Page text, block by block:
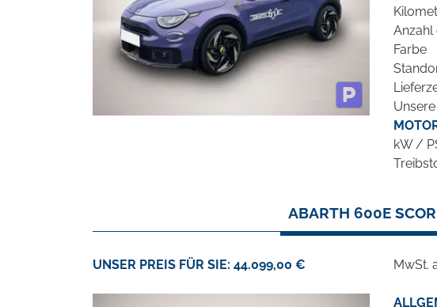
Anzahl
Farbe
kW /
ABARTH 600E
UNSER PREIS FÜR SIE: 44.099,00 € MwSt.